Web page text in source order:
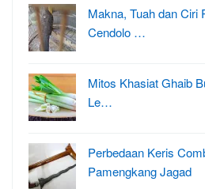
Makna, Tuah dan Ciri
Cendolo …
Mitos Khasiat Ghaib
Le…
Perbedaan Keris
Pamengkang Jagad